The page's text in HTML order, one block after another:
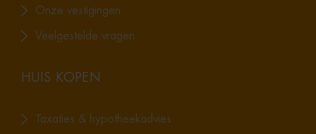
Onze vestigingen
Veelgestelde vragen
HUIS KOPEN
Taxaties & hypotheekadvies